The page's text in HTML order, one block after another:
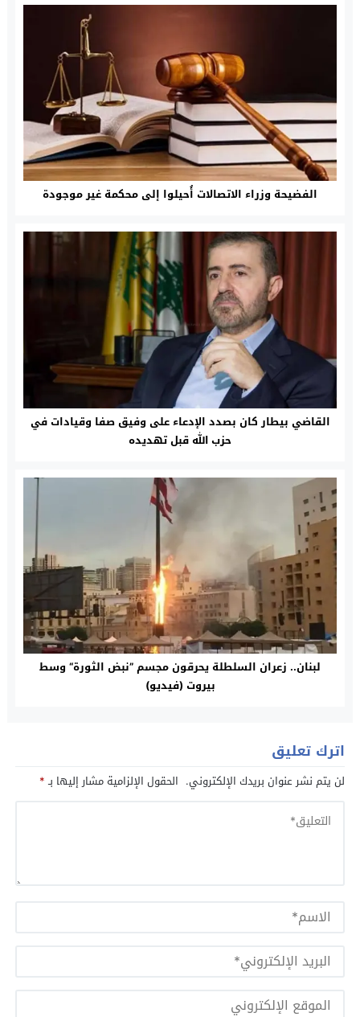
الفضيحة وزراء الاتصالات أُحيلوا إلى محكمة غير موجودة
القاضي بيطار كان بصدد الإدعاء على وفيق صفا وقيادات في
حزب الله قبل تهديده
لبنان.. زعران السلطلة يحرقون مجسم ”نبض الثورة“ وسط
بيروت (فيديو)
اترك تعليق
لن يتم نشر عنوان بريدك الإلكتروني. الحقول الإلزامية مشار إليها بـ*